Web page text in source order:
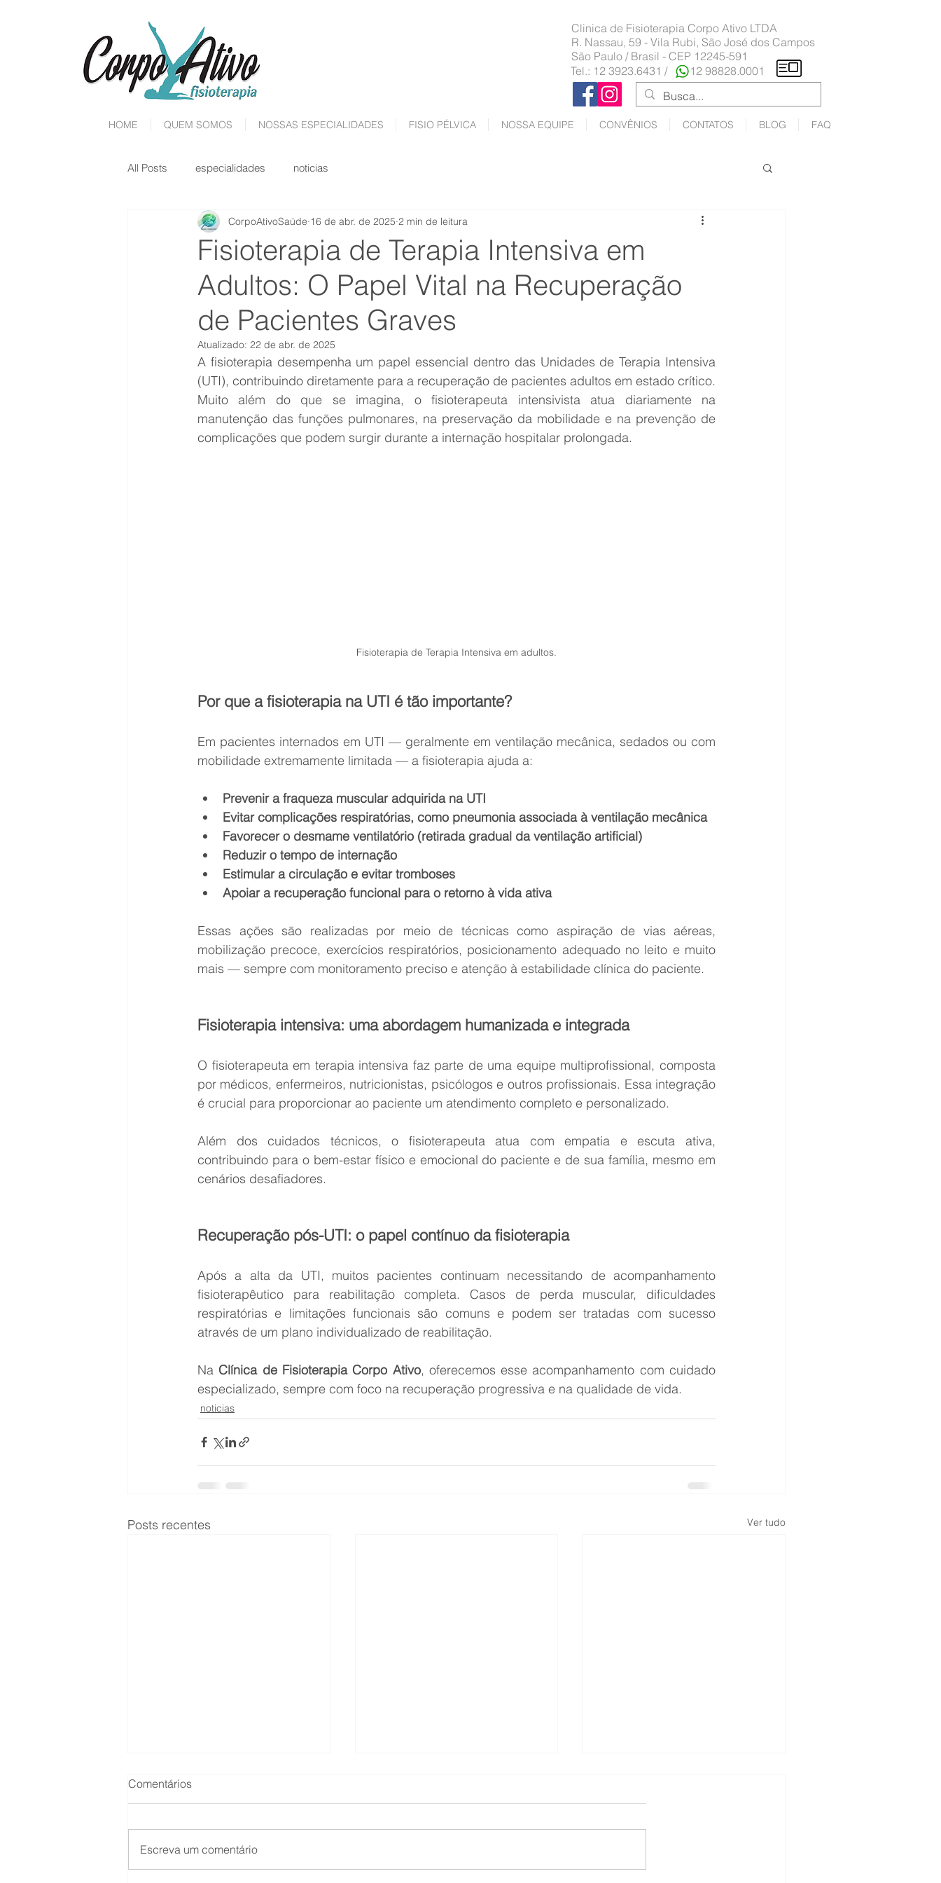
Clinica de Fisioterapia Corpo Ativo LTDA
R. Nassau, 59 - Vila Rubi, São José dos Campos
São Paulo / Brasil - CEP 12245-591
Tel.: 12 3923.6431 /
12 98828.0001
HOME QUEM SOMOS NOSSAS ESPECIALIDADES FISIO PÉLVICA NOSSA EQUIPE CONVÊNIOS CONTATOS BLOG FAQ
All Posts especialidades noticias
Fisioterapia de Terapia Intensiva em
Adultos: O Papel Vital na Recuperação
de Pacientes Graves
CorpoAtivoSaúde 16 de abr. de 2025 2 min de leitura
Atualizado: 22 de abr. de 2025
A fisioterapia desempenha um papel essencial dentro das Unidades de Terapia Intensiva
(UTI), contribuindo diretamente para a recuperação de pacientes adultos em estado crítico.
Muito além do que se imagina, o fisioterapeuta intensivista atua diariamente na
manutenção das funções pulmonares, na preservação da mobilidade e na prevenção de
complicações que podem surgir durante a internação hospitalar prolongada.
Fisioterapia de Terapia Intensiva em adultos.
Por que a fisioterapia na UTI é tão importante?
Em pacientes internados em UTI — geralmente em ventilação mecânica, sedados ou com
mobilidade extremamente limitada — a fisioterapia ajuda a:
Prevenir a fraqueza muscular adquirida na UTI
Evitar complicações respiratórias, como pneumonia associada à ventilação mecânica
Favorecer o desmame ventilatório (retirada gradual da ventilação artificial)
Reduzir o tempo de internação
Estimular a circulação e evitar tromboses
Apoiar a recuperação funcional para o retorno à vida ativa
Essas ações são realizadas por meio de técnicas como aspiração de vias aéreas,
mobilização precoce, exercícios respiratórios, posicionamento adequado no leito e muito
mais — sempre com monitoramento preciso e atenção à estabilidade clínica do paciente.
Fisioterapia intensiva: uma abordagem humanizada e integrada
O fisioterapeuta em terapia intensiva faz parte de uma equipe multiprofissional, composta
por médicos, enfermeiros, nutricionistas, psicólogos e outros profissionais. Essa integração
é crucial para proporcionar ao paciente um atendimento completo e personalizado.
Além dos cuidados técnicos, o fisioterapeuta atua com empatia e escuta ativa,
contribuindo para o bem-estar físico e emocional do paciente e de sua família, mesmo em
cenários desafiadores.
Recuperação pós-UTI: o papel contínuo da fisioterapia
Após a alta da UTI, muitos pacientes continuam necessitando de acompanhamento
fisioterapêutico para reabilitação completa. Casos de perda muscular, dificuldades
respiratórias e limitações funcionais são comuns e podem ser tratadas com sucesso
através de um plano individualizado de reabilitação.
Na Clínica de Fisioterapia Corpo Ativo, oferecemos esse acompanhamento com cuidado
especializado, sempre com foco na recuperação progressiva e na qualidade de vida.
noticias
Posts recentes Ver tudo
Comentários
Escreva um comentário